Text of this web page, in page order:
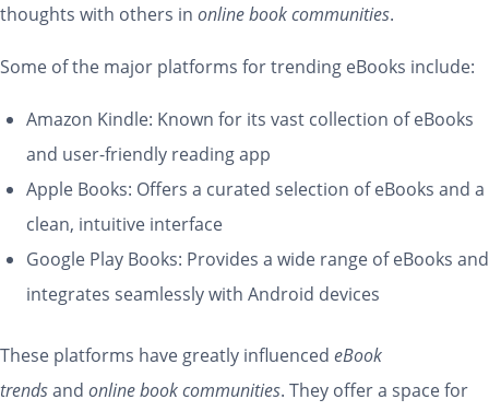
thoughts with others in online book communities.
Some of the major platforms for trending eBooks include:
Amazon Kindle: Known for its vast collection of eBooks
and user-friendly reading app
Apple Books: Offers a curated selection of eBooks and a
clean, intuitive interface
Google Play Books: Provides a wide range of eBooks and
integrates seamlessly with Android devices
These platforms have greatly influenced eBook
trendsand online book communities. They offer a space for